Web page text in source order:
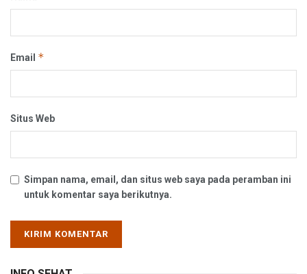
Email *
Situs Web
Simpan nama, email, dan situs web saya pada peramban ini
untuk komentar saya berikutnya.